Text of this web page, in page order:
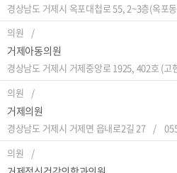
경상남도 거제시 옥포대첩로 55, 2~3층(옥포
의원
거제아동의원
경상남도 거제시 거제중앙로 1925, 402호 (고
의원
거제의원
경상남도 거제시 거제면 읍내로2길 27
의원